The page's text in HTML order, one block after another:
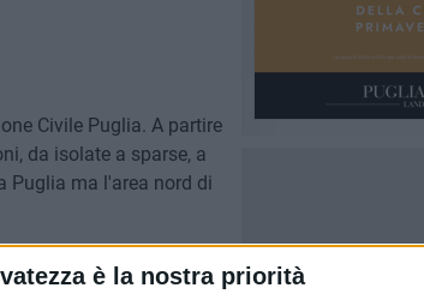
è la nostra priorità
Civile Puglia. A partire
da isolate a sparse, a
Puglia ma l'area nord di